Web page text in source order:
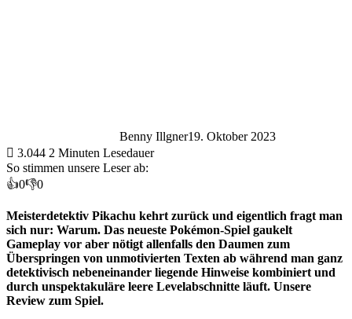
Benny Illgner19. Oktober 2023
3.044 2 Minuten Lesedauer
So stimmen unsere Leser ab:
👍0👎0
Meisterdetektiv Pikachu kehrt zurück und eigentlich fragt man
sich nur: Warum. Das neueste Pokémon-Spiel gaukelt
Gameplay vor aber nötigt allenfalls den Daumen zum
Überspringen von unmotivierten Texten ab während man ganz
detektivisch nebeneinander liegende Hinweise kombiniert und
durch unspektakuläre leere Levelabschnitte läuft. Unsere
Review zum Spiel.